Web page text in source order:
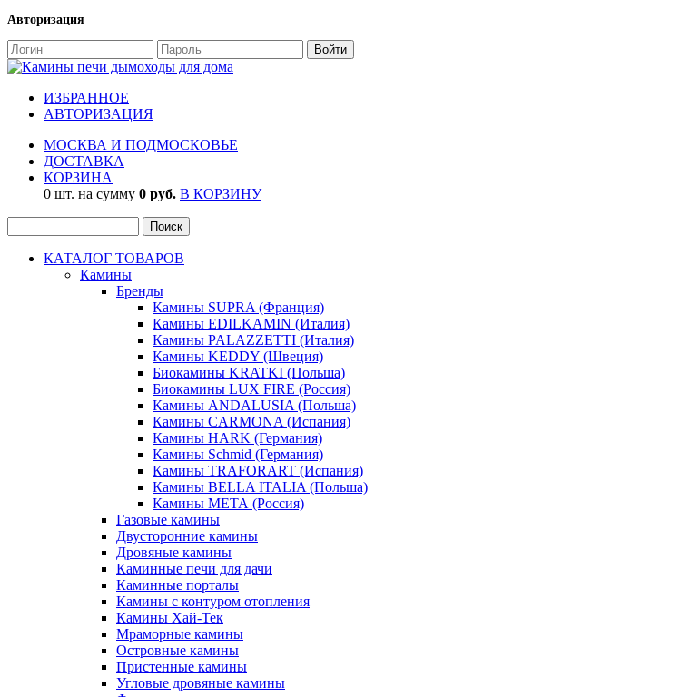
Авторизация
ИЗБРАННОЕ
АВТОРИЗАЦИЯ
МОСКВА И ПОДМОСКОВЬЕ
ДОСТАВКА
КОРЗИНА
0 шт. на сумму 0 руб. В КОРЗИНУ
КАТАЛОГ ТОВАРОВ
Камины
Бренды
Камины SUPRA (Франция)
Камины EDILKAMIN (Италия)
Камины PALAZZETTI (Италия)
Камины KEDDY (Швеция)
Биокамины KRATKI (Польша)
Биокамины LUX FIRE (Россия)
Камины ANDALUSIA (Польша)
Камины CARMONA (Испания)
Камины HARK (Германия)
Камины Schmid (Германия)
Камины TRAFORART (Испания)
Камины BELLA ITALIA (Польша)
Камины МЕТА (Россия)
Газовые камины
Двусторонние камины
Дровяные камины
Каминные печи для дачи
Каминные порталы
Камины с контуром отопления
Камины Хай-Тек
Мраморные камины
Островные камины
Пристенные камины
Угловые дровяные камины